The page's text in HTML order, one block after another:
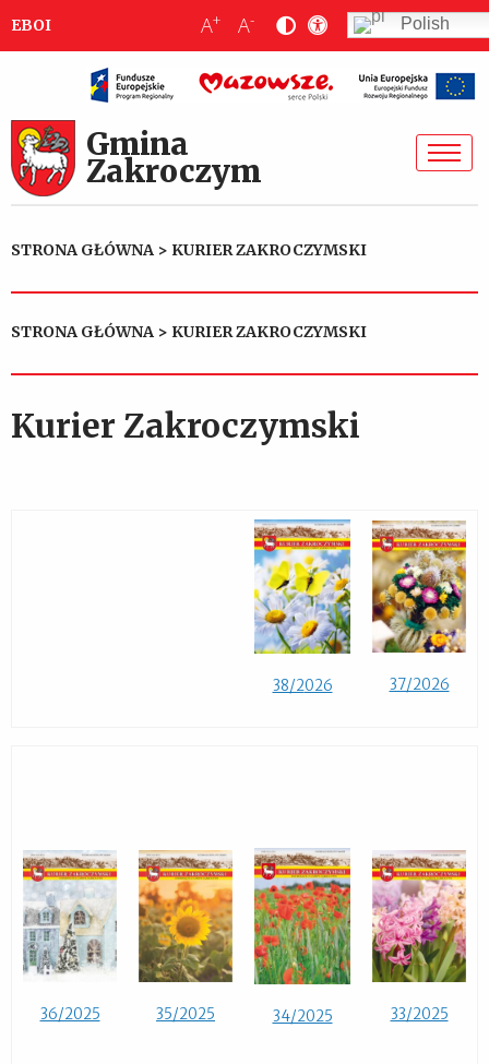
EBOI A+ A- Polish
Gmina
Zakroczym
STRONA GŁÓWNA > KURIER ZAKROCZYMSKI
STRONA GŁÓWNA > KURIER ZAKROCZYMSKI
Kurier Zakroczymski
38/2026 37/2026
36/2025 35/2025 34/2025 33/2025